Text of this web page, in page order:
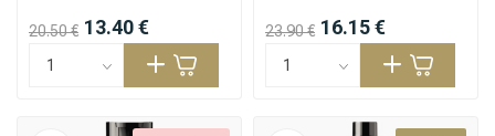
20.50 € 13.40 € 23.90 € 16.15 €